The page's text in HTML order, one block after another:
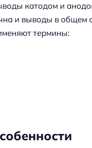
катодом и
и выводы в общем
термины: